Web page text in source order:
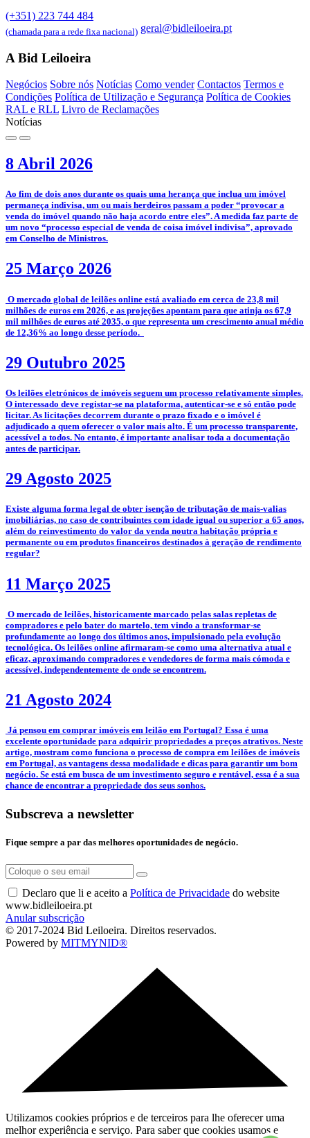
(+351) 223 744 484
(chamada para a rede fixa nacional) geral@bidleiloeira.pt
A Bid Leiloeira
Negócios Sobre nós Notícias Como vender Contactos Termos e
Condições Política de Utilização e Segurança Política de Cookies
RAL e RLL Livro de Reclamações
Notícias
8 Abril 2026
­Ao fim de dois anos durante os quais uma herança que inclua um imóvel
permaneça indivisa, um ou mais herdeiros passam a poder “provocar a
venda do imóvel quando não haja acordo entre eles”. A medida faz parte de
um novo “processo especial de venda de coisa imóvel indivisa”, aprovado
em Conselho de Ministros.
25 Março 2026
­­ O mercado global de leilões online está avaliado em cerca de 23,8 mil
milhões de euros em 2026, e as projeções apontam para que atinja os 67,9
mil milhões de euros até 2035, o que representa um crescimento anual médio
de 12,36% ao longo desse período.
29 Outubro 2025
­­Os leilões eletrónicos de imóveis seguem um processo relativamente simples.
O interessado deve registar-se na plataforma, autenticar-se e só então pode
licitar. As licitações decorrem durante o prazo fixado e o imóvel é
adjudicado a quem oferecer o valor mais alto. É um processo transparente,
acessível a todos. No entanto, é importante analisar toda a documentação
antes de participar.
29 Agosto 2025
­Existe alguma forma legal de obter isenção de tributação de mais-valias
imobiliárias, no caso de contribuintes com idade igual ou superior a 65 anos,
além do reinvestimento do valor da venda noutra habitação própria e
permanente ou em produtos financeiros destinados à geração de rendimento
regular?
11 Março 2025
­­­­ O mercado de leilões, historicamente marcado pelas salas repletas de
compradores e pelo bater do martelo, tem vindo a transformar-se
profundamente ao longo dos últimos anos, impulsionado pela evolução
tecnológica. Os leilões online afirmaram-se como uma alternativa atual e
eficaz, aproximando compradores e vendedores de forma mais cómoda e
acessível, independentemente de onde se encontrem.
21 Agosto 2024
­ Já pensou em comprar imóveis em leilão em Portugal? Essa é uma
excelente oportunidade para adquirir propriedades a preços atrativos. Neste
artigo, mostram como funciona o processo de compra em leilões de imóveis
em Portugal, as vantagens dessa modalidade e dicas para garantir um bom
negócio. Se está em busca de um investimento seguro e rentável, essa é a sua
chance de encontrar a propriedade dos seus sonhos.
Subscreva a newsletter
Fique sempre a par das melhores oportunidades de negócio.
Declaro que li e aceito a Política de Privacidade do website
www.bidleiloeira.pt
Anular subscrição
© 2017-2024 Bid Leiloeira. Direitos reservados.
Powered by MITMYNID®
Utilizamos cookies próprios e de terceiros para lhe oferecer uma
melhor experiência e serviço. Para saber que cookies usamos e